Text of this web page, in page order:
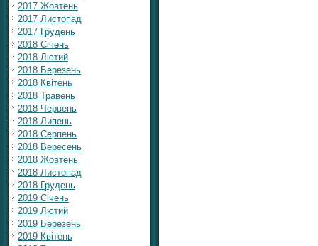
2017 Жовтень
2017 Листопад
2017 Грудень
2018 Січень
2018 Лютий
2018 Березень
2018 Квітень
2018 Травень
2018 Червень
2018 Липень
2018 Серпень
2018 Вересень
2018 Жовтень
2018 Листопад
2018 Грудень
2019 Січень
2019 Лютий
2019 Березень
2019 Квітень